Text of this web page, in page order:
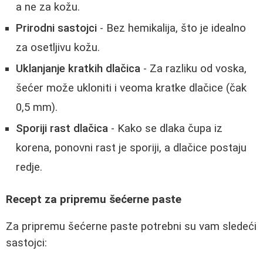
a ne za kožu.
Prirodni sastojci - Bez hemikalija, što je idealno
za osetljivu kožu.
Uklanjanje kratkih dlačica - Za razliku od voska,
šećer može ukloniti i veoma kratke dlačice (čak
0,5 mm).
Sporiji rast dlačica - Kako se dlaka čupa iz
korena, ponovni rast je sporiji, a dlačice postaju
redje.
Recept za pripremu šećerne paste
Za pripremu šećerne paste potrebni su vam sledeći
sastojci: